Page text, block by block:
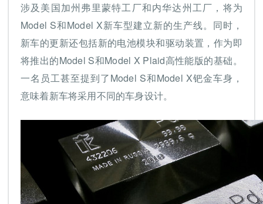
涉及美国加州弗里蒙特工厂和内华达州工厂，将为
Model S和Model X新车型建立新的生产线。同时，
新车的更新还包括新的电池模块和驱动装置，作为即
将推出的Model S和Model X Plaid高性能版的基础。
一名员工甚至提到了Model S和Model X钯金车身，
意味着新车将采用不同的车身设计。